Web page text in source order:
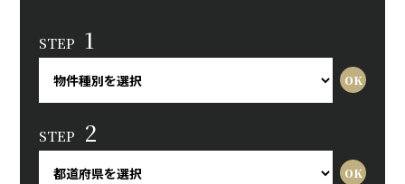
STEP 1
STEP 2